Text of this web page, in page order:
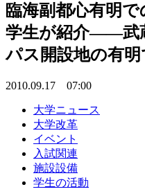
臨海副都心有明
学生が紹介――武
パス開設地の有
2010.09.17 07:00
大学ニュース
大学改革
イベント
入試関連
施設設備
学生の活動